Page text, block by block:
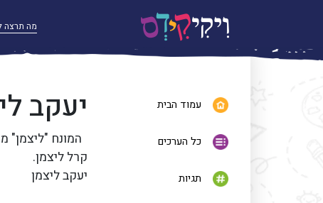
עמוד הבית
כל הערכים
תגיות
יעקב
המונח "ליצמן"
קרל ליצמן.
יעקב ליצמן